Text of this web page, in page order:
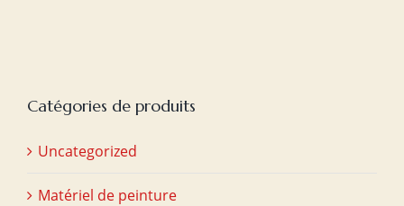
Catégories de produits
Uncategorized
Matériel de peinture